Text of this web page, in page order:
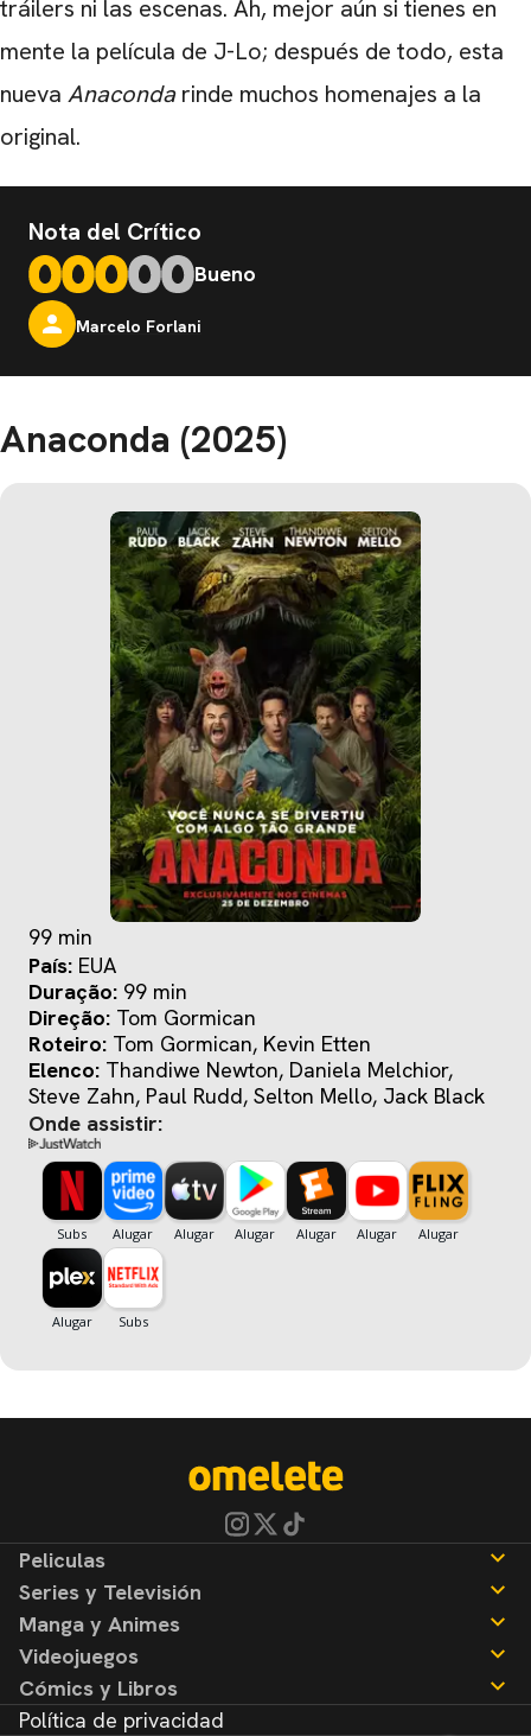
tráilers ni las escenas. Ah, mejor aún si tienes en
mente la película de J-Lo; después de todo, esta
nueva Anacondarinde muchos homenajes a la
original.
Nota del Crítico
Bueno
Marcelo Forlani
Anaconda (2025)
99 min
País: EUA
Duração: 99 min
Direção: Tom Gormican
Roteiro:
Tom Gormican, Kevin Etten
Elenco: Thandiwe Newton, Daniela Melchior,
Steve Zahn, Paul Rudd, Selton Mello, Jack Black
Onde assistir:
Peliculas
Noticias
Reseñas
Series y Televisión
Noticias
Reseñas
Manga y Animes
Noticias
Reseñas
Videojuegos
Noticias
Reseñas
Cómics y Libros
Política de privacidad